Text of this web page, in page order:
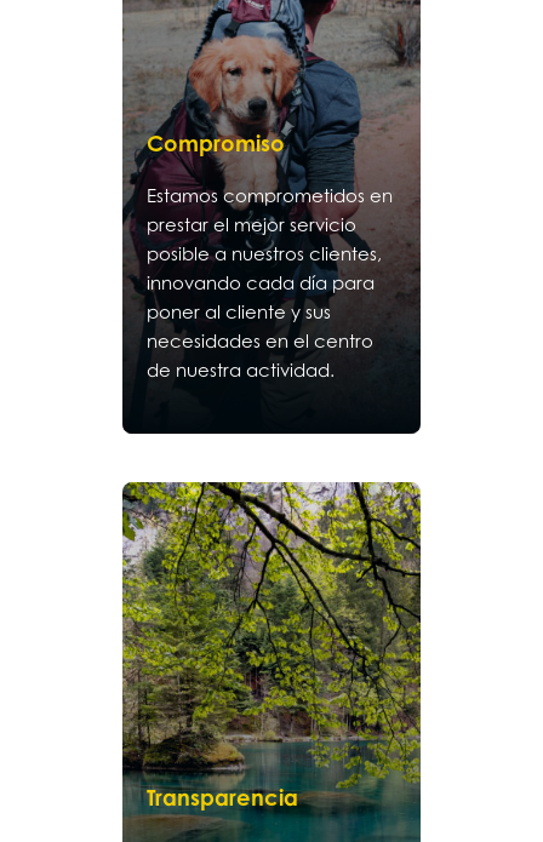
Compromiso
Estamos comprometidos en
prestar el mejor servicio
posible a nuestros clientes,
innovando cada día para
poner al cliente y sus
necesidades en el centro
de nuestra actividad.
Transparencia